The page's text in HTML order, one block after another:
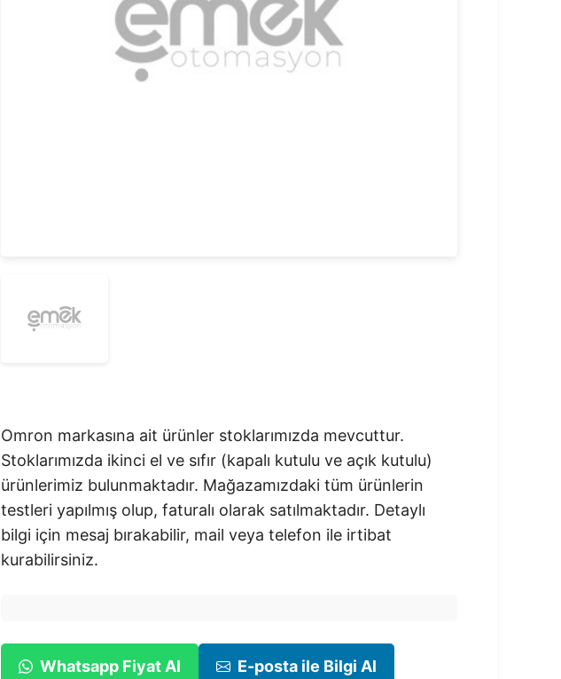
Omron markasına ait ürünler stoklarımızda mevcuttur.
Stoklarımızda ikinci el ve sıfır (kapalı kutulu ve açık kutulu)
ürünlerimiz bulunmaktadır.​ Mağazamızdaki tüm ürünlerin
testleri yapılmış olup, faturalı olarak satılmaktadır. Detaylı
bilgi için mesaj bırakabilir, mail veya telefon ile irtibat
kurabilirsiniz.
Whatsapp Fiyat Al E-posta ile Bilgi Al